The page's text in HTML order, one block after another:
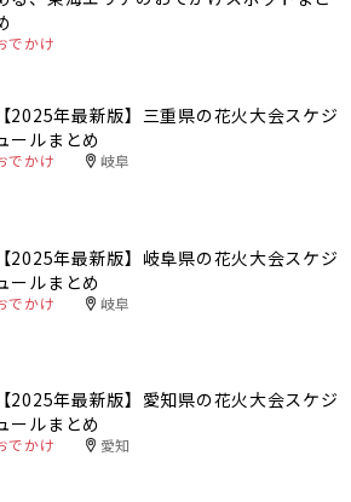
でかけ
【2025年最新版】三重県の花火大会スケジ
ールまとめ
でかけ 岐阜
【2025年最新版】岐阜県の花火大会スケジ
ールまとめ
でかけ 岐阜
【2025年最新版】愛知県の花火大会スケジ
ールまとめ
でかけ 愛知